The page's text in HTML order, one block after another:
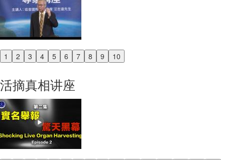
1 2 3 4 5 6 7 8 9 10
Previous
活摘真相讲座